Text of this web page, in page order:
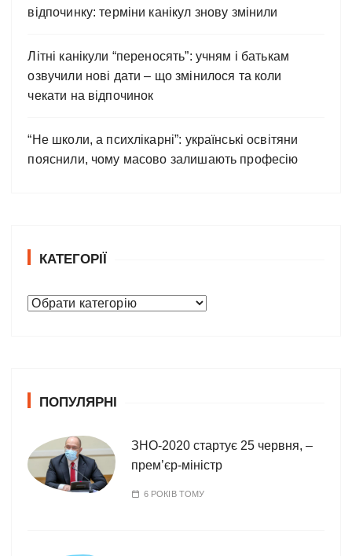
відпочинку: терміни канікул знову змінили
Літні канікули “переносять”: учням і батькам
озвучили нові дати – що змінилося та коли
чекати на відпочинок
“Не школи, а психлікарні”: українські освітяни
пояснили, чому масово залишають професію
КАТЕГОРІЇ
К
ї
ПОПУЛЯРНІ
ЗНО-2020 стартує 25 червня, –
прем’єр-міністр
6 РОКІВ ТОМУ